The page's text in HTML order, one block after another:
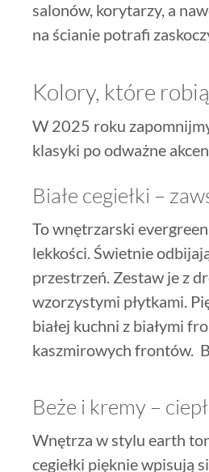
salonów, korytarzy, a
na ścianie potrafi
Kolory, które
W 2025 roku
klasyki po odważne
Białe cegiełki –
To wnętrzarski
lekkości. Świetnie
przestrzeń. Zestaw je z
wzorzystymi płytkami.
białej kuchni z białymi
kaszmirowych frontów.
Beże i kremy –
Wnętrza w stylu earth
cegiełki pięknie wpisują